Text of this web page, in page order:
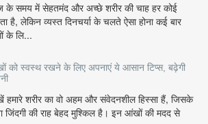
समय में सेहतमंद और अच्छे शरीर की चाह हर कोई
है, लेकिन व्यस्त दिनचर्या के चलते ऐसा होना कई बार
के लि...
को स्वस्थ रखने के लिए अपनाएं ये आसान टिप्स, बढ़ेगी
शरीर का वो अहम और संवेदनशील हिस्सा हैं, जिसके
जिंदगी की राह बेहद मुश्किल है। इन आंखों की मदद से